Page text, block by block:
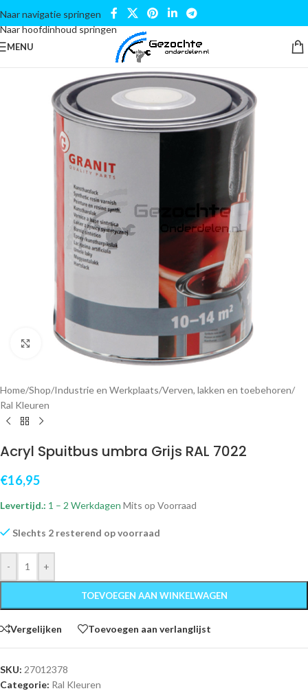
Naar navigatie springen
Naar hoofdinhoud springen
MENU
Klik om te vergroten
Home/Shop/Industrie en Werkplaats/Verven, lakken en toebehoren/
Ral Kleuren
Acryl Spuitbus umbra Grijs RAL 7022
€16,95
Levertijd.: 1 – 2 Werkdagen Mits op Voorraad
Slechts 2 resterend op voorraad
- +
TOEVOEGEN AAN WINKELWAGEN
Vergelijken Toevoegen aan verlanglijst
SKU: 27012378
Categorie: Ral Kleuren